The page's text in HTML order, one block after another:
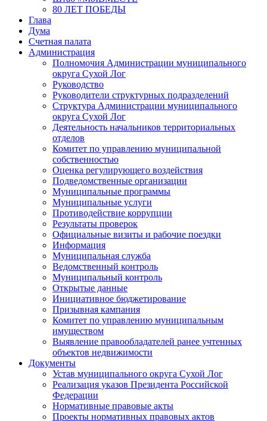
80 ЛЕТ ПОБЕДЫ
Глава
Дума
Счетная палата
Администрация
Полномочия Администрации муниципального
округа Сухой Лог
Руководство
Руководители структурных подразделений
Структура Администрации муниципального
округа Сухой Лог
Деятельность начальников территориальных
отделов
Комитет по управлению муниципальной
собственностью
Оценка регулирующего воздействия
Подведомственные организации
Муниципальные программы
Муниципальные услуги
Противодействие коррупции
Результаты проверок
Официальные визиты и рабочие поездки
Информация
Муниципальная служба
Ведомственный контроль
Муниципальный контроль
Открытые данные
Инициативное бюджетирование
Призывная кампания
Комитет по управлению муниципальным
имуществом
Выявление правообладателей ранее учтенных
объектов недвижимости
Документы
Устав муниципального округа Сухой Лог
Реализация указов Президента Российской
Федерации
Нормативные правовые акты
Проекты нормативных правовых актов